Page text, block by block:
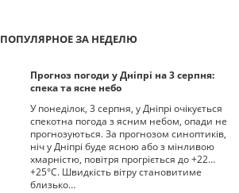
ПОПУЛЯРНОЕ ЗА НЕДЕЛЮ
Прогноз погоди у Дніпрі на 3 серпня:
спека та ясне небо
У понеділок, 3 серпня, у Дніпрі очікується
спекотна погода з ясним небом, опади не
прогнозуються. За прогнозом синоптиків,
ніч у Дніпрі буде ясною або з мінливою
хмарністю, повітря прогріється до +22…
+25°С. Швидкість вітру становитиме
близько…